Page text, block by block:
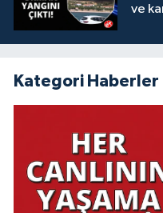
ve
Kategori Haberler